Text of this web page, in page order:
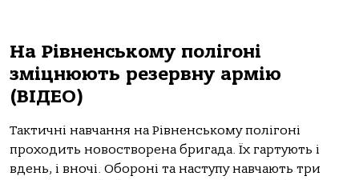
На Рівненському полігоні
зміцнюють резервну армію
(ВІДЕО)
Тактичні навчання на Рівненському полігоні
проходить новостворена бригада. Їх гартують і
вдень, і вночі. Обороні та наступу навчають три